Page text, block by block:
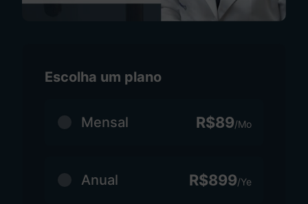
Escolha um plano
Mensal R$89/Mo
Anual R$899/Ye